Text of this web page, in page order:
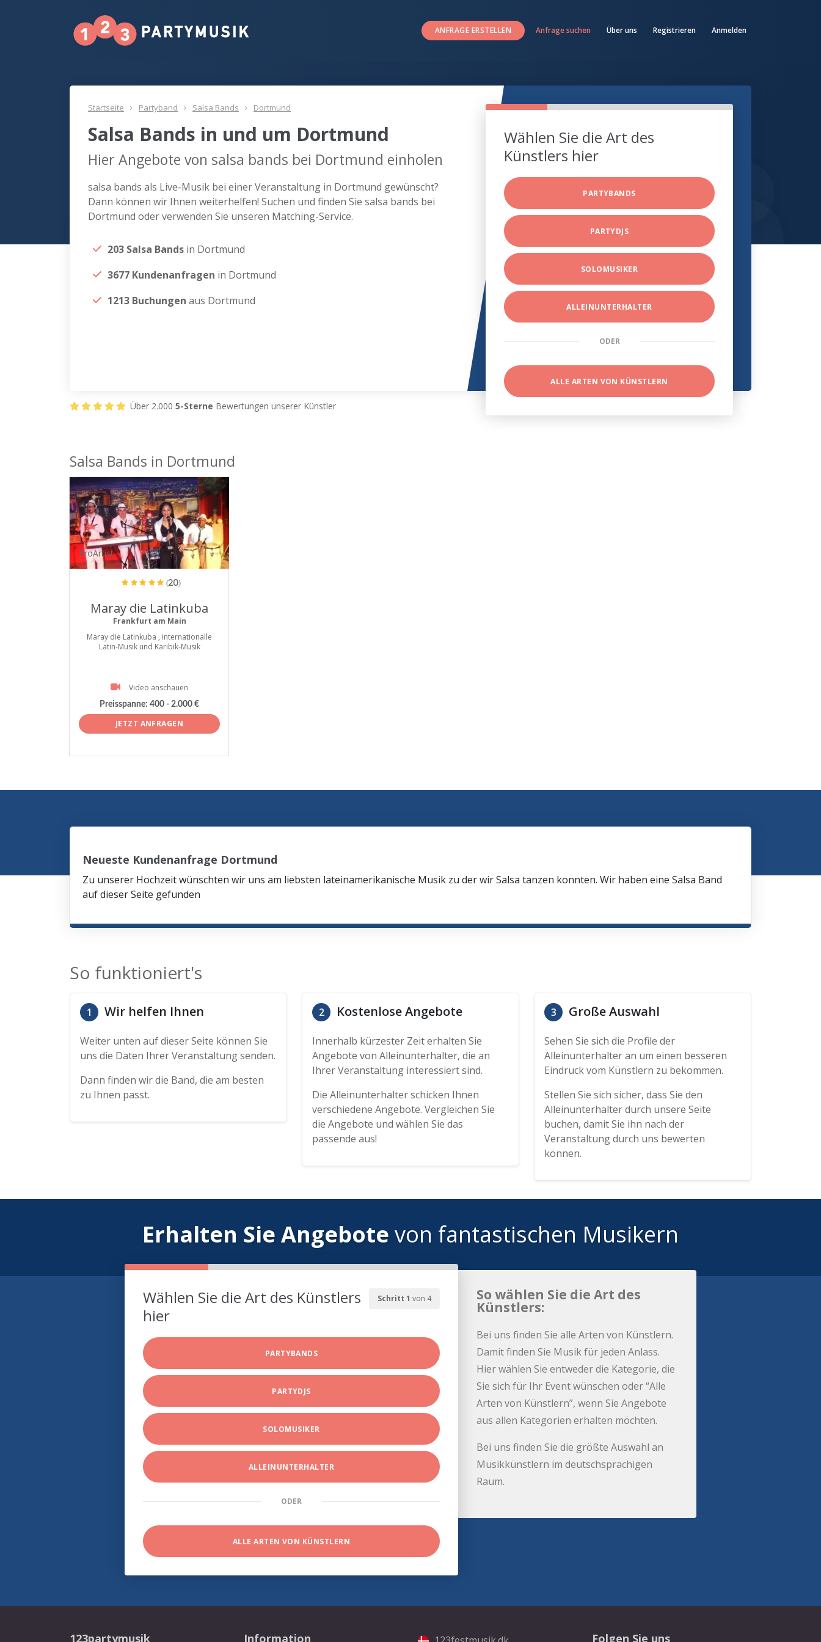
ANFRAGE ERSTELLEN Anfrage suchen Über uns Registrieren Anmelden
Startseite Partyband Salsa Bands Dortmund
Salsa Bands in und um Dortmund
Hier Angebote von salsa bands bei Dortmund einholen
salsa bands als Live-Musik bei einer Veranstaltung in Dortmund gewünscht?
Dann können wir Ihnen weiterhelfen! Suchen und finden Sie salsa bands bei
Dortmund oder verwenden Sie unseren Matching-Service.
203 Salsa Bands in Dortmund
3677 Kundenanfragen in Dortmund
1213 Buchungen aus Dortmund
Wählen Sie die Art des
Künstlers hier
PARTYBANDS
PARTYDJS
SOLOMUSIKER
ALLEINUNTERHALTER
ODER
ALLE ARTEN VON KÜNSTLERN
Über 2.000 5-Sterne Bewertungen unserer Künstler
Salsa Bands in Dortmund
ProArtist
(20)
Maray die Latinkuba
Frankfurt am Main
Maray die Latinkuba , internationalle
Latin-Musik und Karibik-Musik
Video anschauen
Preisspanne: 400 - 2.000 €
JETZT ANFRAGEN
Neueste Kundenanfrage Dortmund
Zu unserer Hochzeit wünschten wir uns am liebsten lateinamerikanische Musik zu der wir Salsa tanzen konnten. Wir haben eine Salsa Band
auf dieser Seite gefunden
So funktioniert's
1 Wir helfen Ihnen
Weiter unten auf dieser Seite können Sie
uns die Daten Ihrer Veranstaltung senden.
Dann finden wir die Band, die am besten
zu Ihnen passt.
2 Kostenlose Angebote
Innerhalb kürzester Zeit erhalten Sie
Angebote von Alleinunterhalter, die an
Ihrer Veranstaltung interessiert sind.
Die Alleinunterhalter schicken Ihnen
verschiedene Angebote. Vergleichen Sie
die Angebote und wählen Sie das
passende aus!
3 Große Auswahl
Sehen Sie sich die Profile der
Alleinunterhalter an um einen besseren
Eindruck vom Künstlern zu bekommen.
Stellen Sie sich sicher, dass Sie den
Alleinunterhalter durch unsere Seite
buchen, damit Sie ihn nach der
Veranstaltung durch uns bewerten
können.
Erhalten Sie Angebote von fantastischen Musikern
Schritt 1 von 4
Wählen Sie die Art des Künstlers
hier
PARTYBANDS
PARTYDJS
SOLOMUSIKER
ALLEINUNTERHALTER
ODER
ALLE ARTEN VON KÜNSTLERN
So wählen Sie die Art des
Künstlers:
Bei uns finden Sie alle Arten von Künstlern.
Damit finden Sie Musik für jeden Anlass.
Hier wählen Sie entweder die Kategorie, die
Sie sich für Ihr Event wünschen oder “Alle
Arten von Künstlern”, wenn Sie Angebote
aus allen Kategorien erhalten möchten.
Bei uns finden Sie die größte Auswahl an
Musikkünstlern im deutschsprachigen
Raum.
123partymusik Information Folgen Sie uns